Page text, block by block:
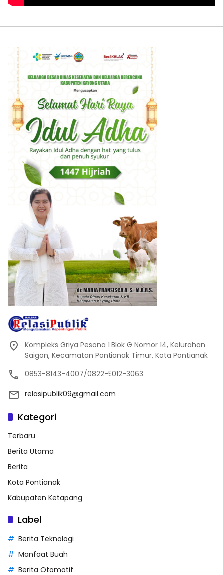
Kompleks Griya Pesona 1 Blok G Nomor 14, Kelurahan
Saigon, Kecamatan Pontianak Timur, Kota Pontianak
0853-8143-4007/0822-5012-3063
relasipublik09@gmail.com
Kategori
Terbaru
Berita Utama
Berita
Kota Pontianak
Kabupaten Ketapang
Label
Berita Teknologi
Manfaat Buah
Berita Otomotif